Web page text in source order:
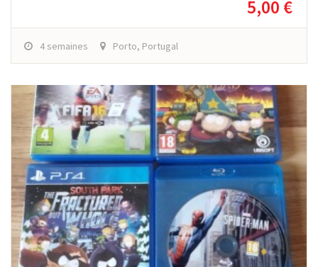
5,00 €
4 semaines Porto, Portugal